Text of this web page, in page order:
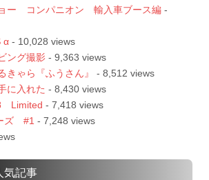
ー コンパニオン 輸入車ブース編 -
α - 10,028 views
ング撮影 - 9,363 views
きゃら『ふうさん』
- 8,512 views
に入れた - 8,430 views
Limited - 7,418 views
ズ #1 - 7,248 views
気記事